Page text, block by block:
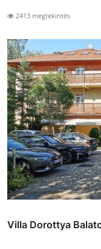
2413 megtekintés
Villa Dorottya